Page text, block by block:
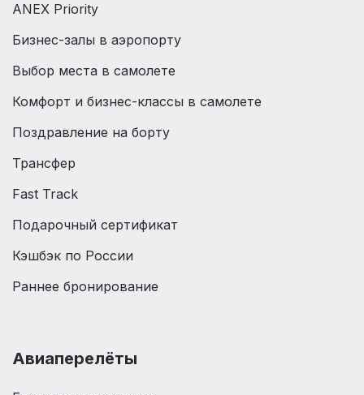
ANEX Priority
Бизнес-залы в аэропорту
Выбор места в самолете
Комфорт и бизнес-классы в самолете
Поздравление на борту
Трансфер
Fast Track
Подарочный сертификат
Кэшбэк по России
Раннее бронирование
Авиаперелёты